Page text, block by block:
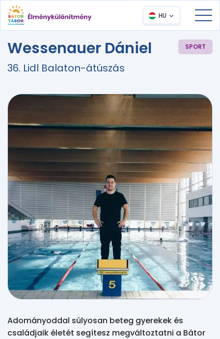
HU
Wessenauer Dániel SPORT
36. Lidl Balaton-átúszás
Adományoddal súlyosan beteg gyerekek és
családjaik életét segítesz megváltoztatni a Bátor